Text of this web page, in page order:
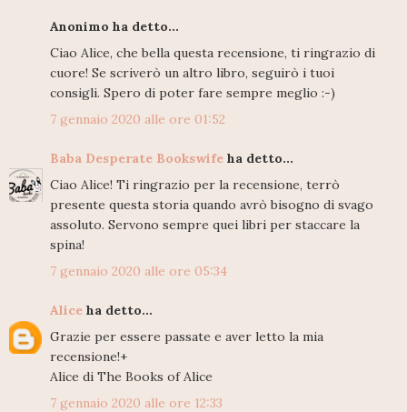
Anonimo ha detto...
Ciao Alice, che bella questa recensione, ti ringrazio di
cuore! Se scriverò un altro libro, seguirò i tuoi
consigli. Spero di poter fare sempre meglio :-)
7 gennaio 2020 alle ore 01:52
Baba Desperate Bookswife ha detto...
Ciao Alice! Ti ringrazio per la recensione, terrò
presente questa storia quando avrò bisogno di svago
assoluto. Servono sempre quei libri per staccare la
spina!
7 gennaio 2020 alle ore 05:34
Alice ha detto...
Grazie per essere passate e aver letto la mia
recensione!+
Alice di The Books of Alice
7 gennaio 2020 alle ore 12:33